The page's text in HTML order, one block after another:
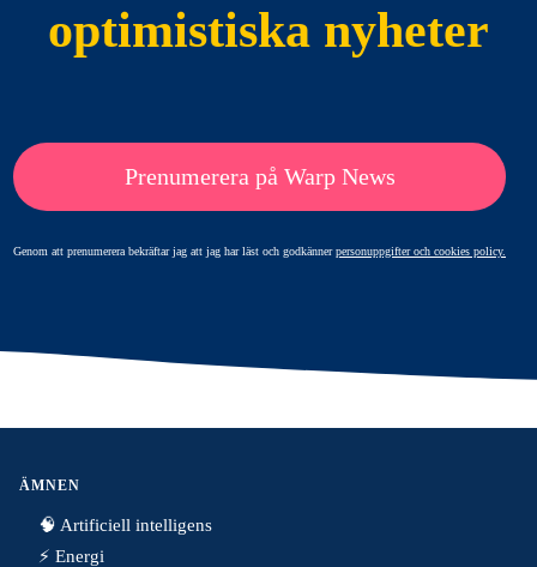
optimistiska nyheter
Prenumerera på Warp News
Genom att prenumerera bekräftar jag att jag har läst och godkännerpersonuppgifter och cookies policy.
ÄMNEN
🧠 Artificiell intelligens
⚡️ Energi